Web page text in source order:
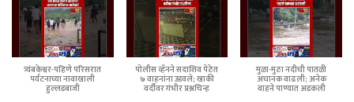
त्र्यंबकेश्वर-पहिणे परिसरात
पर्यटनाच्या नावाखाली
हुल्लडबाजी
पोलीस व्हॅनने सदाशिव पेठेत
७ वाहनांना उडवले; खाकी
वर्दीवर गंभीर प्रश्नचिन्ह
मुळा-मुठा नदीची पातळी
अचानक वाढली; अनेक
वाहने पाण्यात अडकली